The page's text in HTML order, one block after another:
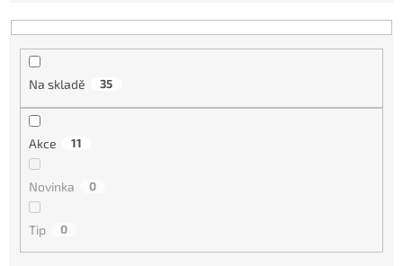
í
p
Na skladě 35
Akce 11
Novinka 0
Tip 0